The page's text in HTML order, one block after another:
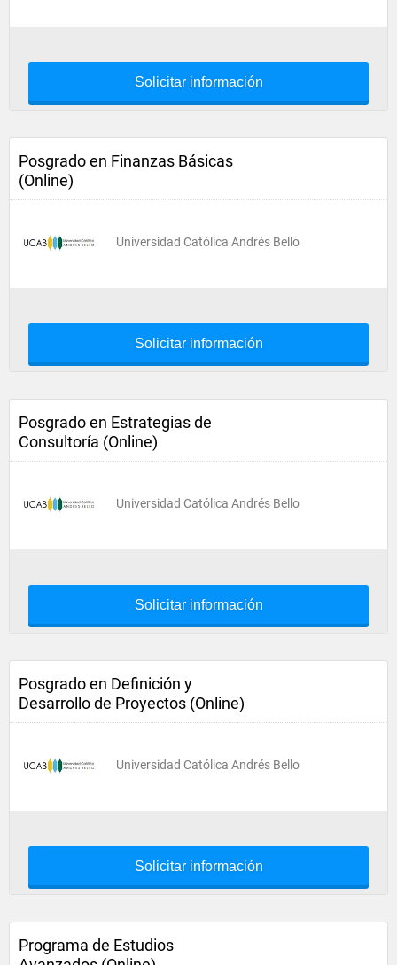
Solicitar información
Posgrado en Finanzas Básicas
(Online)
Universidad Católica Andrés Bello
Solicitar información
Posgrado en Estrategias de
Consultoría (Online)
Universidad Católica Andrés Bello
Solicitar información
Posgrado en Definición y
Desarrollo de Proyectos (Online)
Universidad Católica Andrés Bello
Solicitar información
Programa de Estudios